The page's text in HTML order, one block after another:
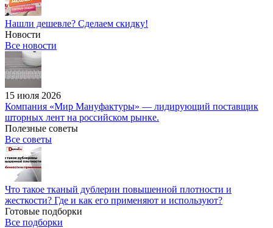
Нашли дешевле? Сделаем скидку!
Новости
Все новости
15 июля 2026
Компания «Мир Мануфактуры» — лидирующий поставщик
шторных лент на российском рынке.
Полезные советы
Все советы
Что такое тканый дублерин повышенной плотности и
жесткости? Где и как его применяют и используют?
Готовые подборки
Все подборки